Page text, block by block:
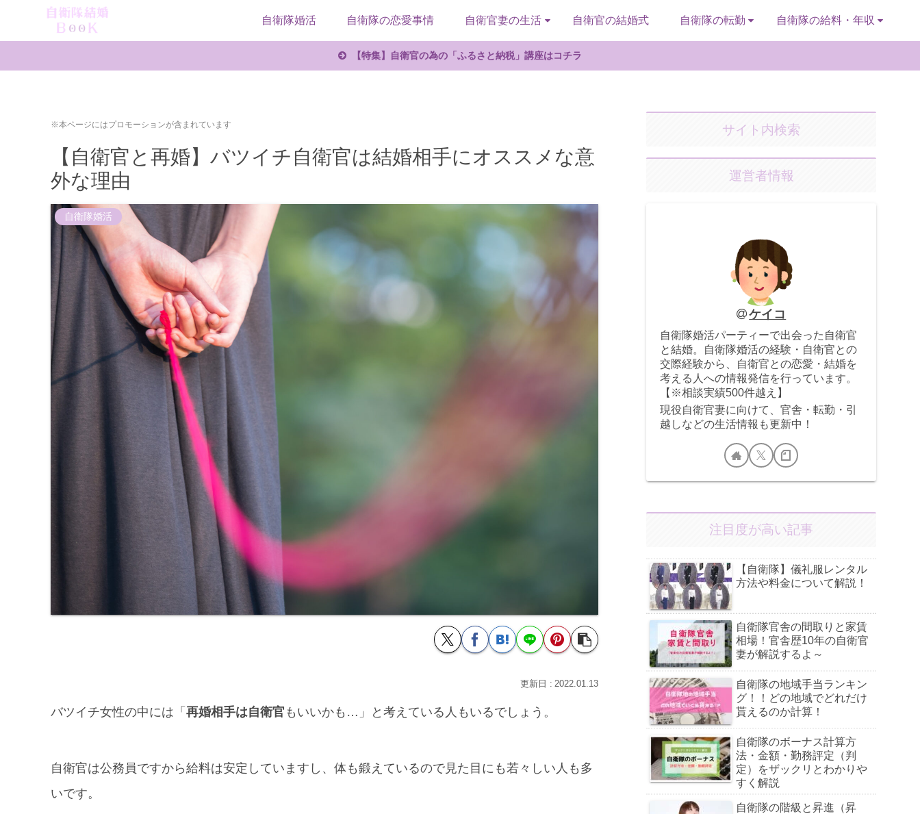
自衛隊婚活 自衛隊の恋愛事情 自衛官妻の生活 自衛官の結婚式 自衛隊の転勤 自衛隊の給料・年収
【特集】自衛官の為の「ふるさと納税」講座はコチラ
※本ページにはプロモーションが含まれています
【自衛官と再婚】バツイチ自衛官は結婚相手にオススメな意
外な理由
自衛隊婚活
2022.01.13
バツイチ女性の中には「 再婚相手は自衛官 もいいかも…」と考えている人もいるでしょう。
自衛官は公務員ですから給料は安定していますし、体も鍛えているので見た目にも若々しい人も多
いです。
サイト内検索
運営者情報
ケイコ
自衛隊婚活パーティーで出会った自衛官
と結婚。自衛隊婚活の経験・自衛官との
交際経験から、自衛官との恋愛・結婚を
考える人への情報発信を行っています。
【※相談実績500件越え】
現役自衛官妻に向けて、官舎・転勤・引
越しなどの生活情報も更新中！
注目度が高い記事
【自衛隊】儀礼服レンタル
方法や料金について解説！
自衛隊官舎の間取りと家賃
相場！官舎歴10年の自衛官
妻が解説するよ～
自衛隊の地域手当ランキン
グ！！どの地域でどれだけ
貰えるのか計算！
自衛隊のボーナス計算方
法・金額・勤務評定（判
定）をザックリとわかりや
すく解説
自衛隊の階級と昇進（昇